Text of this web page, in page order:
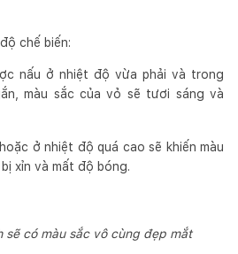
chế biến:
nấu ở nhiệt độ vừa phải và trong
màu sắc của vỏ sẽ tươi sáng và
ở nhiệt độ quá cao sẽ khiến màu
xỉn và mất độ bóng.
sẽ có màu sắc vô cùng đẹp mắt